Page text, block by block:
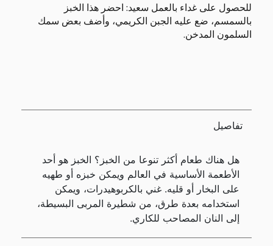
للحصول على غداء بالعمل سعيد: احضر هذا الخبز
بالسمسم، ضع عليه الجبن الكريمي، وأضف بعض سمك
السلمون المدخن.
تفاصيل
هل هناك طعام أكثر تنوعا من الخبز؟ الخبز هو أحد
الأطعمة الأساسية في العالم ويمكن خبزه أو طهيه
على البخار أو قليه. غني بالكربوهيدرات، ويمكن
استخدامه بعدة طرق، من شطيرة المربى البسيطة،
إلى النان المصاحب للكاري.